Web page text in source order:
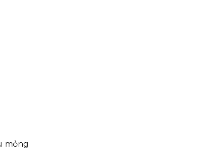
mỏng